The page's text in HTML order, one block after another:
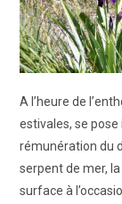
A l’heure de
estivales, se
rémunération du
serpent de mer,
surface à